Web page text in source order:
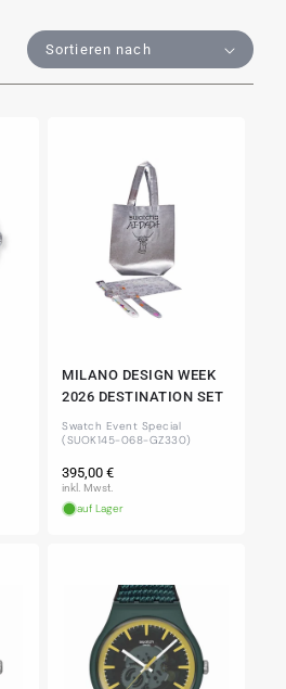
MILANO DESIGN WEEK
2026 DESTINATION SET
Swatch Event Special
(SUOK145-068-GZ330)
Normaler
Preis
395,00 €
inkl. Mwst.
auf Lager